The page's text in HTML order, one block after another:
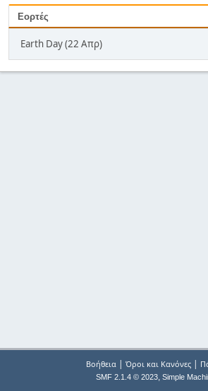
Εορτές
Earth Day (22 Απρ)
Βοήθεια| Όροι και Κανόνες|
SMF 2.1.4 © 2023, Simple